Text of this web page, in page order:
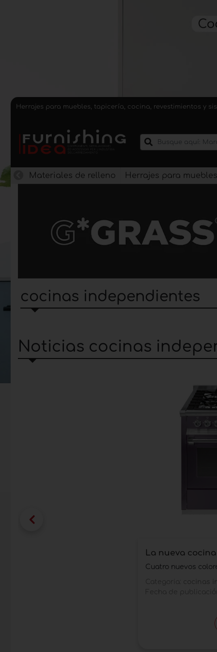
Herrajes para muebles, tapicería, cocina, revestimientos y
Materiales de relleno Herrajes para muebles
cocinas independientes
Noticias cocinas
La nueva
Cuatro nuevos